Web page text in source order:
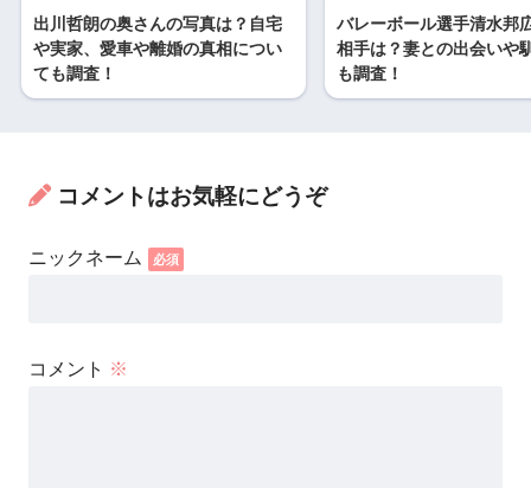
出川哲朗の奥さんの写真は？自宅
や実家、愛車や離婚の真相につい
ても調査！
バレーボール選手清水邦
相手は？妻との出会いや
も調査！
コメントはお気軽にどうぞ
コメント ※